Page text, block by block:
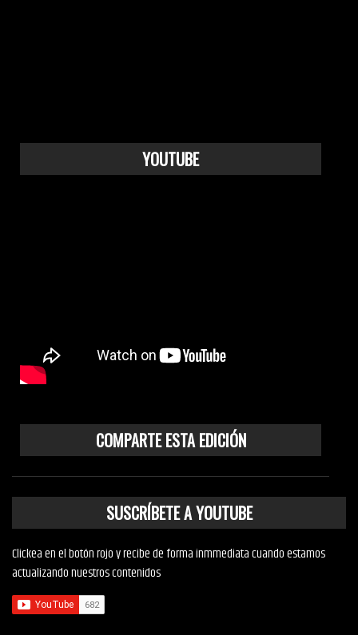
YOUTUBE
COMPARTE ESTA EDICIÓN
SUSCRÍBETE A YOUTUBE
Clickea en el botón rojo y recibe de forma inmmediata cuando estamos
actualizando nuestros contenidos